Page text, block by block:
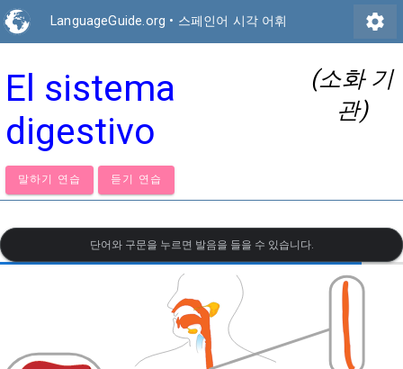
LanguageGuide.org • 스페인어 시각 어휘 settings
El sistema
digestivo
(소화 기
관)
말하기 연습 듣기 연습
단어와 구문을 누르면 발음을 들을 수 있습니다.